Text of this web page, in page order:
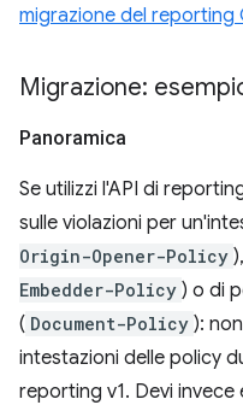
migrazione del reporting
Migrazione:
Panoramica
Se utilizzi l'API di
sulle violazioni per
Origin-Opener-Policy
Embedder-Policy ) o di
( Document-Policy ):
intestazioni delle policy
reporting v1. Devi invece